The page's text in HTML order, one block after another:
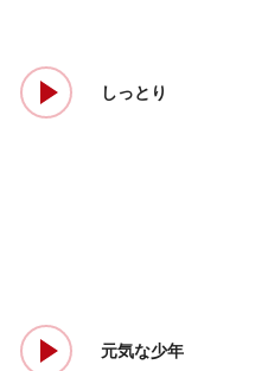
しっとり
元気な少年